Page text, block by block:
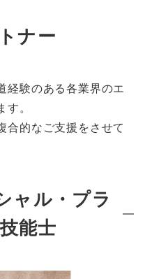
ナー
経験のある各業界のエ
す。
合的なご支援をさせて
ャル・プラ
能士